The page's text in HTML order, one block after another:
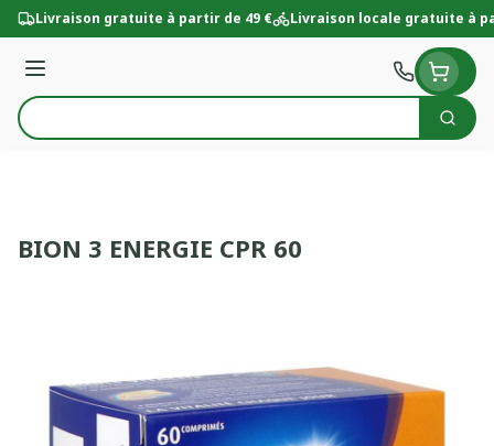
Aller au contenu
Livraison gratuite à partir de 49 € Livraison locale gratuite à
Menu
Rechercher
BION 3 ENERGIE CPR 60